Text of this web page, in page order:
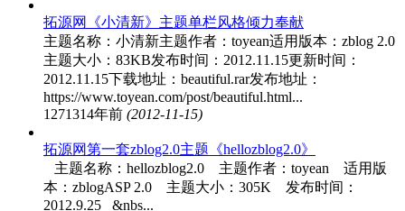
拓源网《小清新》主题单栏风格倾力奉献
主题名称：小清新主题作者：toyean适用版本：zblog 2.0
主题大小：83KB发布时间：2012.11.15更新时间：
2012.11.15下载地址：beautiful.rar发布地址：
https://www.toyean.com/post/beautiful.html...
1271314年前 (2012-11-15)
拓源网第一套zblog2.0主题《hellozblog2.0》
主题名称：hellozblog2.0 主题作者：toyean 适用版
本：zblogASP 2.0 主题大小：305K 发布时间：
2012.9.25 &nbs...